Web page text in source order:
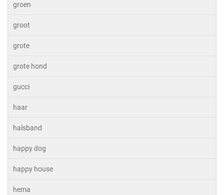
groen
groot
grote
grote hond
gucci
haar
halsband
happy dog
happy house
hema